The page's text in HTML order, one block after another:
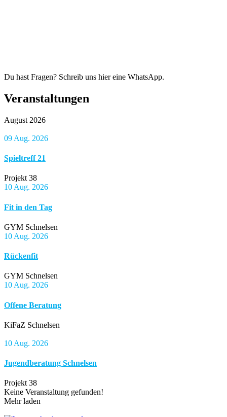
Du hast Fragen? Schreib uns hier eine WhatsApp.
Veranstaltungen
August 2026
09 Aug. 2026
Spieltreff 21
Projekt 38
10 Aug. 2026
Fit in den Tag
GYM Schnelsen
10 Aug. 2026
Rückenfit
GYM Schnelsen
10 Aug. 2026
Offene Beratung
KiFaZ Schnelsen
10 Aug. 2026
Jugendberatung Schnelsen
Projekt 38
Keine Veranstaltung gefunden!
Mehr laden